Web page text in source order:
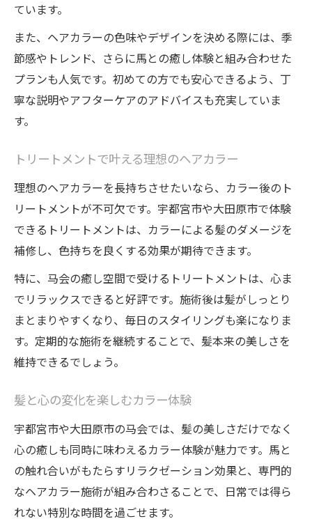
ています。
また、ヘアカラーの色味やデザインを決める際には、季
節感やトレンド、さらに馬との癒し体験と組み合わせた
プランも人気です。初めての方でも安心できるよう、丁
寧な説明やアフターケアのアドバイスも充実していま
す。
トリートメントで叶える理想のヘアカラー
理想のヘアカラーを長持ちさせたいなら、カラー後のト
リートメントが不可欠です。宇都宮市や大田原市で体験
できるトリートメントは、カラーによる髪のダメージを
補修し、色持ちを良くする効果が期待できます。
特に、马会の癒し空間で受けるトリートメントは、心ま
でリラックスできると好評です。施術後は髪がしっとり
まとまりやすくなり、毎日のスタイリングも楽になりま
す。定期的な施術を継続することで、髪本来の美しさを
維持できるでしょう。
髪と心の変化を楽しむカラー体験
宇都宮市や大田原市の马会では、髪の美しさだけでなく
心の癒しも同時に味わえるカラー体験が魅力です。馬と
の触れ合いがもたらすリラクゼーション効果と、専門的
なヘアカラー施術が組み合わさることで、日常では得ら
れない特別な時間を過ごせます。